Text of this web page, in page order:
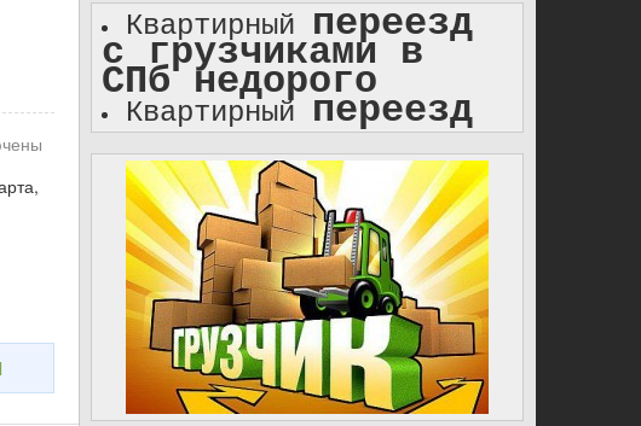
Квартирный переезд
с грузчиками в
СПб недорого
Квартирный переезд